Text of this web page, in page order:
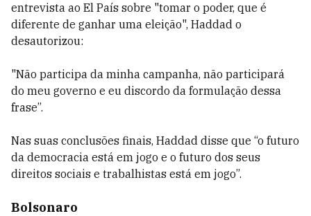
entrevista ao El País sobre "tomar o poder, que é
diferente de ganhar uma eleição", Haddad o
desautorizou:
"Não participa da minha campanha, não participará
do meu governo e eu discordo da formulação dessa
frase”.
Nas suas conclusões finais, Haddad disse que “o futuro
da democracia está em jogo e o futuro dos seus
direitos sociais e trabalhistas está em jogo”.
Bolsonaro